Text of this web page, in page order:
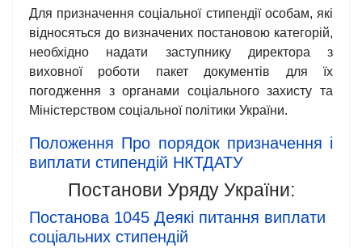
Для призначення соціальної стипендії особам, які
відносяться до визначених постановою категорій,
необхідно надати заступнику директора з
виховної роботи пакет документів для їх
погодження з органами соціального захисту та
Міністерством соціальної політики України.
Положення Про порядок призначення і
виплати стипендій НКТДАТУ
Постанови Уряду України:
Постанова 1045 Деякі питання виплати
соціальних стипендій